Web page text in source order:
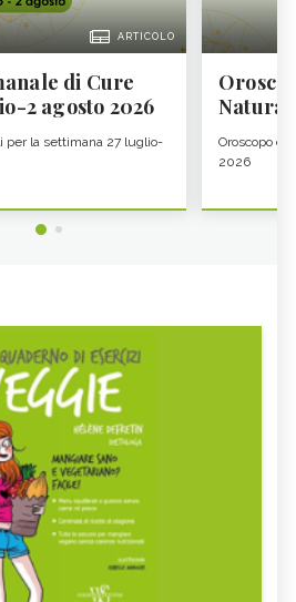
ARTICOLO
di Cure
2 agosto 2026
per la settimana 27 luglio-
Oroscopo di
2026